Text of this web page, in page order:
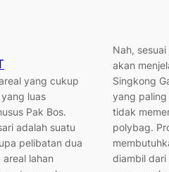
yang cukup
luas
Pak Bos.
adalah suatu
pelibatan dua
lahan
Nah,
akan
Singkong
yang
tidak
polybag.
diambil dari